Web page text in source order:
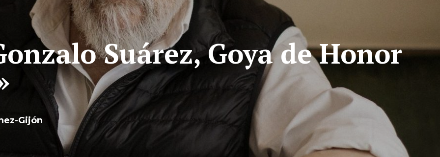
Suárez, Goya de Honor
Gijón